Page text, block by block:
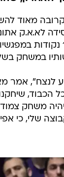
קרובה מאוד
במשחק
לנצח", אמר
הכבוד,
שיהיה משחק
שלי, כי